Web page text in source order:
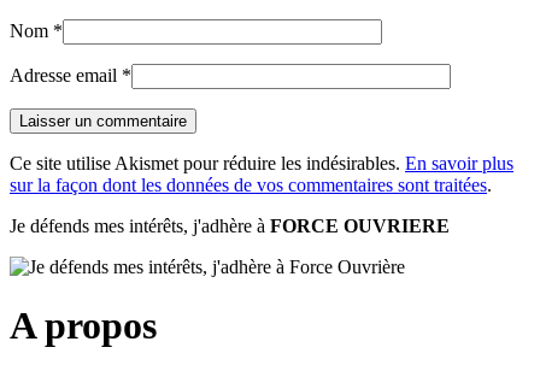
Nom *
Adresse email *
Ce site utilise Akismet pour réduire les indésirables. En savoir plus
sur la façon dont les données de vos commentaires sont traitées.
Je défends mes intérêts, j'adhère à FORCE OUVRIERE
A propos